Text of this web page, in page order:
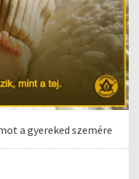
a gyereked szemére